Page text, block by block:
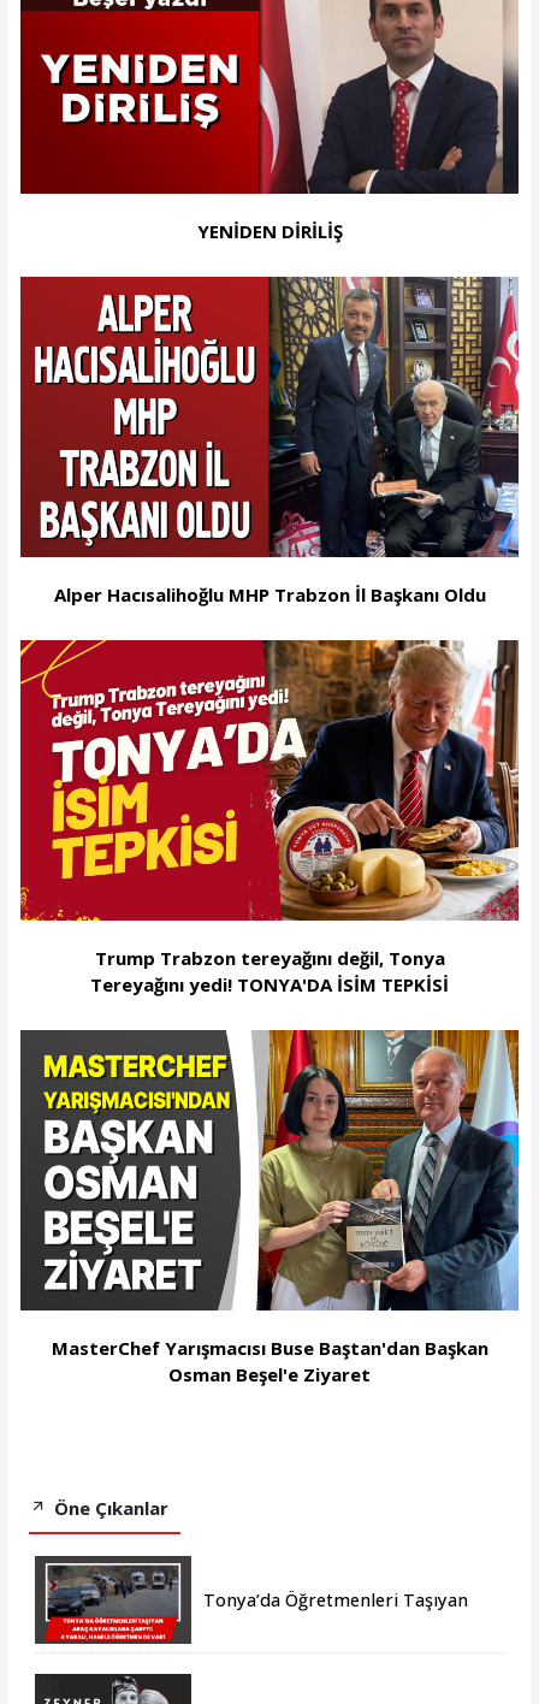
YENİDEN DİRİLİŞ
Alper Hacısalihoğlu MHP Trabzon İl Başkanı Oldu
Trump Trabzon tereyağını değil, Tonya
Tereyağını yedi! TONYA'DA İSİM TEPKİSİ
MasterChef Yarışmacısı Buse Baştan'dan Başkan
Osman Beşel'e Ziyaret
Öne Çıkanlar
Tonya’da Öğretmenleri Taşıyan